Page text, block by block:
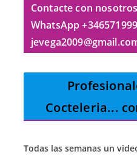
Contacte con
WhatsApp
Cocteleria...
Todas las semanas un